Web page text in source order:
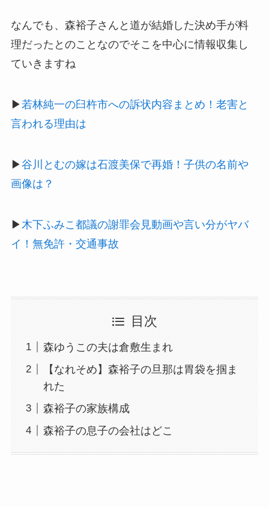
なんでも、森裕子さんと道が結婚した決め手が料
理だったとのことなのでそこを中心に情報収集し
ていきますね
▶︎若林純一の臼杵市への訴状内容まとめ！老害と
言われる理由は
▶︎谷川とむの嫁は石渡美保で再婚！子供の名前や
画像は？
▶︎ 木下ふみこ都議の謝罪会見動画や言い分がヤバ
イ！無免許・交通事故
目次
森ゆうこの夫は倉敷生まれ
【なれそめ】森裕子の旦那は胃袋を掴ま
れた
森裕子の家族構成
森裕子の息子の会社はどこ